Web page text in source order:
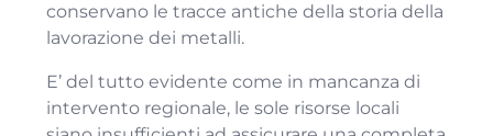
conservano le tracce antiche della storia della
lavorazione dei metalli.
E’ del tutto evidente come in mancanza di
intervento regionale, le sole risorse locali